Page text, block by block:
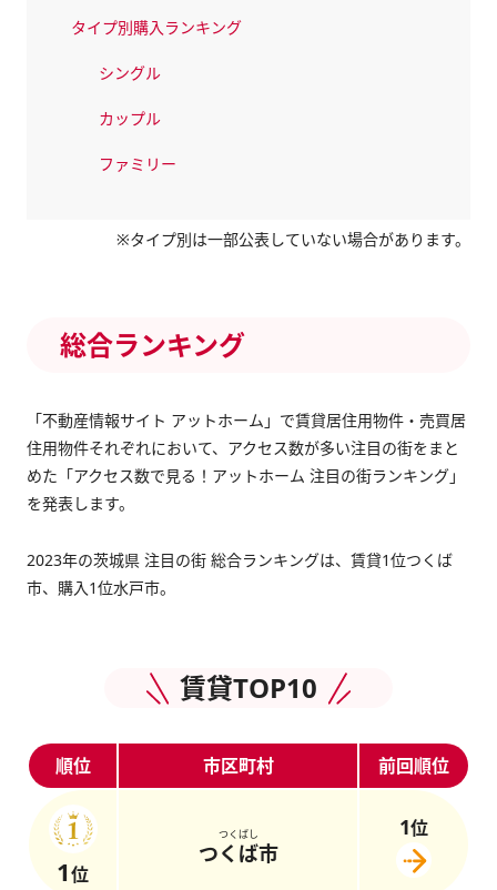
タイプ別購入ランキング
シングル
カップル
ファミリー
※タイプ別は一部公表していない場合があります。
総合ランキング
「不動産情報サイト アットホーム」で賃貸居住用物件・売買居
住用物件それぞれにおいて、アクセス数が多い注目の街をまと
めた「アクセス数で見る！アットホーム 注目の街ランキング」
を発表します。
2023年の茨城県 注目の街 総合ランキングは、賃貸1位つくば
市、購入1位水戸市。
賃貸TOP10
順位 市区町村 前回順位
1位
つくばし
つくば市
1位